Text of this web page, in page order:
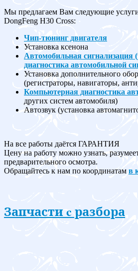
Мы предлагаем Вам следующие
DongFeng H30 Cross:
Чип-тюнинг двигателя
Установка ксенона
Автомобильная сигнализация
диагностика автомобильной
Установка дополнительного
(регистраторы, навигаторы,
Компьютерная диагностика
других систем автомобиля)
Автозвук (установка
На все работы даётся ГАРАНТИЯ
Цену на работу можно узнать,
предварительного осмотра.
Обращайтесь к нам по координатам в
Запчасти c разбора